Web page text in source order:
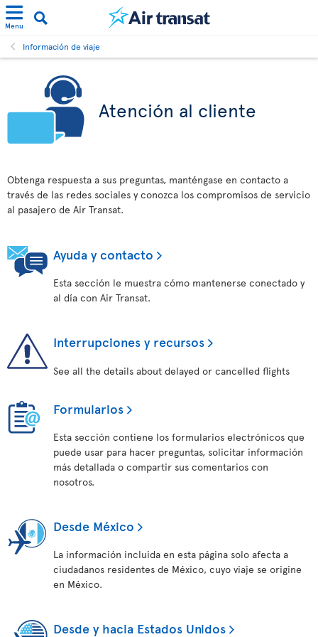
Menu
Información de viaje
Atención al cliente
Obtenga respuesta a sus preguntas, manténgase en contacto a
través de las redes sociales y conozca los compromisos de servicio
al pasajero de Air Transat.
Ayuda y contacto
Esta sección le muestra cómo mantenerse conectado y
al día con Air Transat.
Interrupciones y recursos
See all the details about delayed or cancelled flights
Formularios
Esta sección contiene los formularios electrónicos que
puede usar para hacer preguntas, solicitar información
más detallada o compartir sus comentarios con
nosotros.
Desde México
La información incluida en esta página solo afecta a
ciudadanos residentes de México, cuyo viaje se origine
en México.
Desde y hacia Estados Unidos